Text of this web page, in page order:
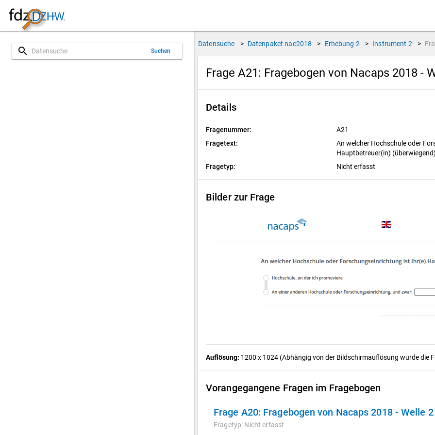
search Suchen
Datensuche > Datenpaket nac2018 > Erhebung 2 > Instrument 2 >
Frage A21: Fragebogen von Nacaps 2018 -
Details
Fragenummer:
A21
Fragetext:
An welcher Hochschule oder
Hauptbetreuer(in)
Fragetyp:
Nicht erfasst
Bilder zur Frage
Auflösung: 1200 x 1024 (Abhängig von der Bildschirmauflösung wurde die
Vorangegangene Fragen im Fragebogen
Frage A20: Fragebogen von Nacaps 2018 - Welle 2
Fragetyp: Nicht erfasst